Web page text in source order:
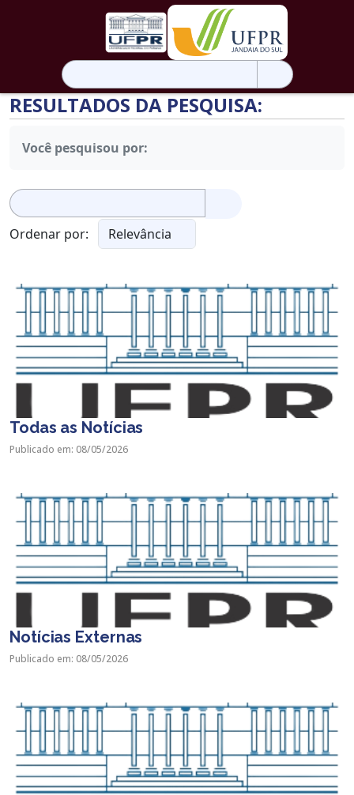
Pesquisar
por:
RESULTADOS DA PESQUISA:
Você pesquisou por:
Pesquisar
por:
Ordenar por:
Todas as Notícias
Publicado em: 08/05/2026
Notícias Externas
Publicado em: 08/05/2026